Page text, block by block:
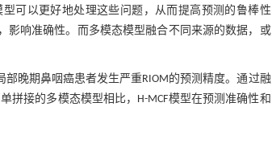
可以更好地处理这些问题，从而提高预测的鲁棒性
影响准确性。而多模态模型融合不同来源的数据，或
晚期鼻咽癌患者发生严重RIOM的预测精度。通过融
接的多模态模型相比，H-MCF模型在预测准确性和